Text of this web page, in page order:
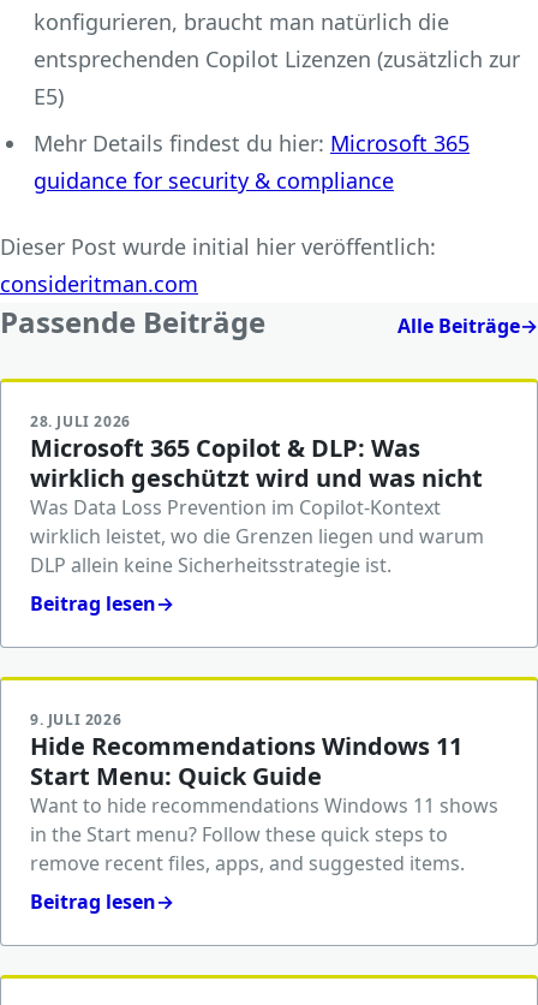
konfigurieren, braucht man natürlich die
entsprechenden Copilot Lizenzen (zusätzlich zur
E5)
Mehr Details findest du hier: Microsoft 365
guidance for security & compliance
Dieser Post wurde initial hier veröffentlich:
consideritman.com
Passende Beiträge Alle Beiträge→
28. JULI 2026
Microsoft 365 Copilot & DLP: Was
wirklich geschützt wird und was nicht
Was Data Loss Prevention im Copilot-Kontext
wirklich leistet, wo die Grenzen liegen und warum
DLP allein keine Sicherheitsstrategie ist.
Beitrag lesen→
9. JULI 2026
Hide Recommendations Windows 11
Start Menu: Quick Guide
Want to hide recommendations Windows 11 shows
in the Start menu? Follow these quick steps to
remove recent files, apps, and suggested items.
Beitrag lesen→